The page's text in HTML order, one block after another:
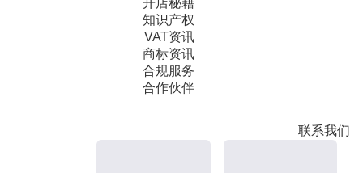
开店秘籍
知识产权
VAT资讯
商标资讯
合规服务
合作伙伴
联系我们